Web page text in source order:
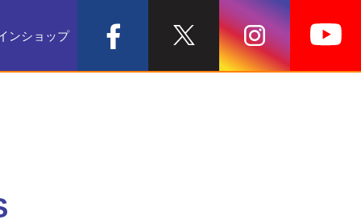
ンショップ